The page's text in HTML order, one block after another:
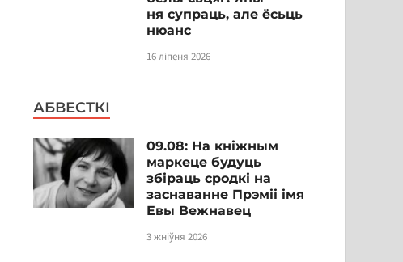
ня супраць, але ёсьць
нюанс
16 ліпеня 2026
АБВЕСТКІ
09.08: На кніжным
маркеце будуць
збіраць сродкі на
заснаванне Прэміі імя
Евы Вежнавец
3 жніўня 2026